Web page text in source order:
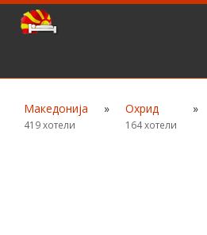
Македонија
419 хотели
» Охрид
164 хотели
»